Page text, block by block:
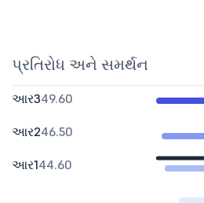
પ્રતિરોધ અને સમર્થન
આર349.60
આર246.50
આર144.60